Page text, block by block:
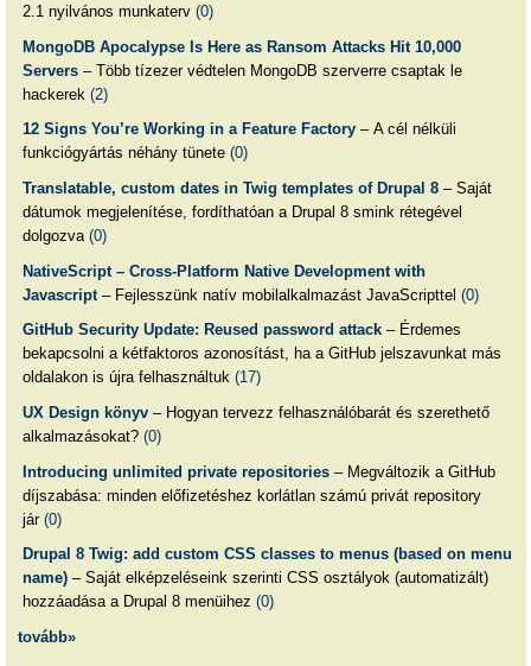
2.1 nyilvános munkaterv (0)
MongoDB Apocalypse Is Here as Ransom Attacks Hit 10,000
Servers– Több tízezer védtelen MongoDB szerverre csaptak le
hackerek (2)
12 Signs You’re Working in a Feature Factory– A cél nélküli
funkciógyártás néhány tünete (0)
Translatable, custom dates in Twig templates of Drupal 8– Saját
dátumok megjelenítése, fordíthatóan a Drupal 8 smink rétegével
dolgozva (0)
NativeScript – Cross-Platform Native Development with
Javascript– Fejlesszünk natív mobilalkalmazást JavaScripttel (0)
GitHub Security Update: Reused password attack– Érdemes
bekapcsolni a kétfaktoros azonosítást, ha a GitHub jelszavunkat más
oldalakon is újra felhasználtuk (17)
UX Design könyv– Hogyan tervezz felhasználóbarát és szerethető
alkalmazásokat? (0)
Introducing unlimited private repositories– Megváltozik a GitHub
díjszabása: minden előfizetéshez korlátlan számú privát repository
jár (0)
Drupal 8 Twig: add custom CSS classes to menus (based on menu
name)– Saját elképzeléseink szerinti CSS osztályok (automatizált)
hozzáadása a Drupal 8 menüihez (0)
tovább»